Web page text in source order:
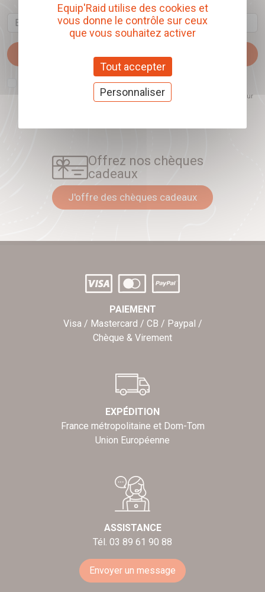
Email
comprendre les sujets qui m'intéressent et d'améliorer les contenus
proposés. Ce choix est modifiable à tout moment et reste sans incidence sur
Offrez nos chèques
cadeaux
J'offre des chèques cadeaux
PAIEMENT
Visa / Mastercard / CB / Paypal /
Chèque & Virement
EXPÉDITION
France métropolitaine et Dom-Tom
Union Européenne
ASSISTANCE
Tél. 03 89 61 90 88
Envoyer un message
Equip'Raid utilise des cookies et
vous donne le contrôle sur ceux
que vous souhaitez activer
Tout accepter
Personnaliser